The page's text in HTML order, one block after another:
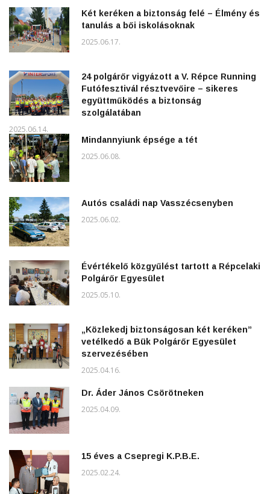
Két keréken a biztonság felé – Élmény és
tanulás a bői iskolásoknak
2025.06.17.
24 polgárőr vigyázott a V. Répce Running
Futófesztivál résztvevőire – sikeres
együttműködés a biztonság
szolgálatában
2025.06.14.
Mindannyiunk épsége a tét
2025.06.08.
Autós családi nap Vasszécsenyben
2025.06.02.
Évértékelő közgyűlést tartott a Répcelaki
Polgárőr Egyesület
2025.05.10.
„Közlekedj biztonságosan két keréken”
vetélkedő a Bük Polgárőr Egyesület
szervezésében
2025.04.16.
Dr. Áder János Csörötneken
2025.04.09.
15 éves a Csepregi K.P.B.E.
2025.02.24.